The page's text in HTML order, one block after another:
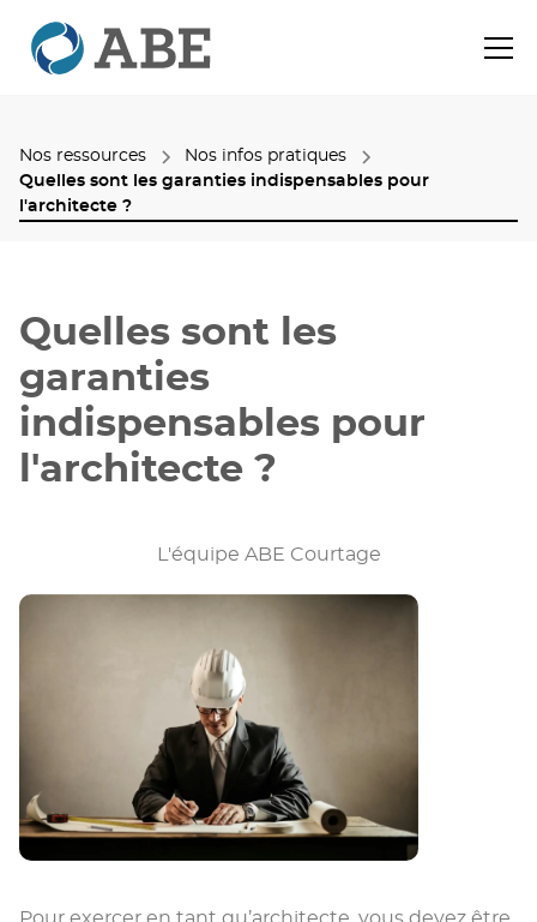
Nos ressources
Nos infos pratiques
Quelles sont les garanties indispensables pour
l'architecte ?
Quelles sont les
garanties
indispensables pour
l'architecte ?
L'équipe ABE Courtage